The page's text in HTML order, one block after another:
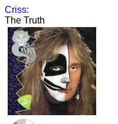
Criss:
The Truth